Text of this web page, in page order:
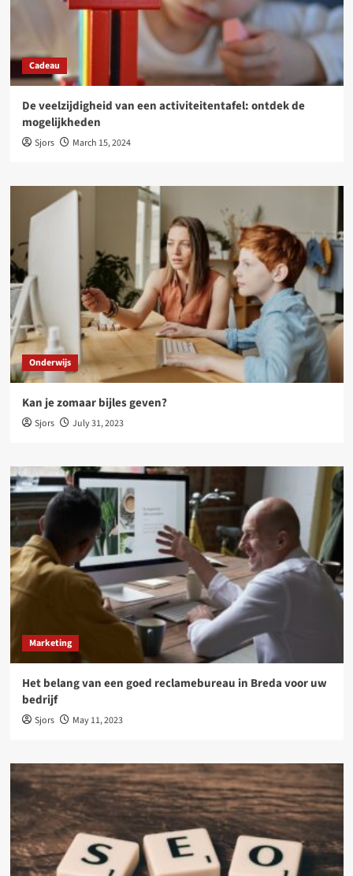
Cadeau
De veelzijdigheid van een activiteitentafel: ontdek de
mogelijkheden
Sjors March 15, 2024
Onderwijs
Kan je zomaar bijles geven?
Sjors July 31, 2023
Marketing
Het belang van een goed reclamebureau in Breda voor uw
bedrijf
Sjors May 11, 2023